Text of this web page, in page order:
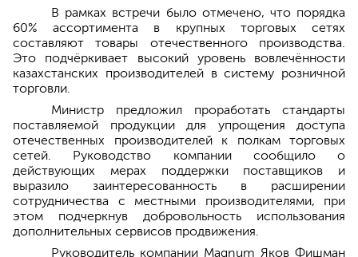
В рамках встречи было отмечено, что порядка
60% ассортимента в крупных торговых сетях
составляют товары отечественного производства.
Это подчёркивает высокий уровень вовлечённости
казахстанских производителей в систему розничной
торговли.
Министр предложил проработать стандарты
поставляемой продукции для упрощения доступа
отечественных производителей к полкам торговых
сетей. Руководство компании сообщило о
действующих мерах поддержки поставщиков и
выразило заинтересованность в расширении
сотрудничества с местными производителями, при
этом подчеркнув добровольность использования
дополнительных сервисов продвижения.
Руководитель компании Magnum Яков Фишман